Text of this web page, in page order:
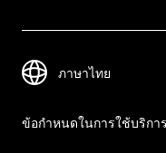
ข้อกำหนดในการใช้บริการ